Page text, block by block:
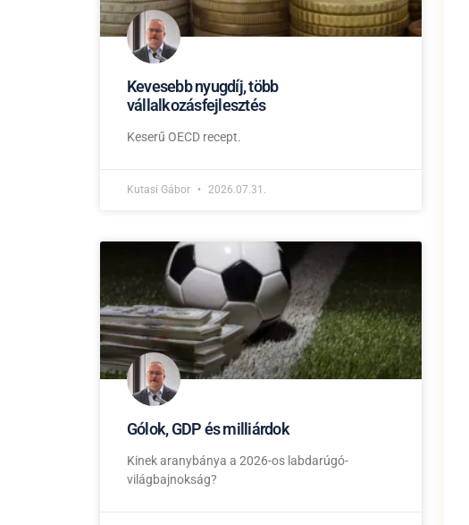
Kevesebb nyugdíj, több
vállalkozásfejlesztés
Keserű OECD recept.
Kutasi Gábor 2026.07.31.
Gólok, GDP és milliárdok
Kinek aranybánya a 2026-os labdarúgó-
világbajnokság?